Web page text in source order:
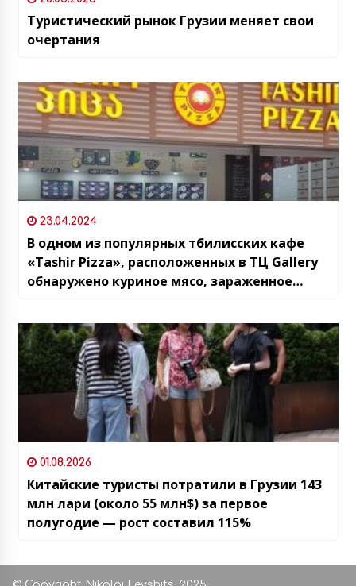
Туристический рынок Грузии меняет свои
очертания
23.04.2024
В одном из популярных тбилисских кафе
«Tashir Pizza», расположенных в ТЦ Gallery
обнаружено куриное мясо, зараженное
01.08.2026
Китайские туристы потратили в Грузии 143
млн лари (около 55 млн$) за первое
полугодие — рост составил 115%